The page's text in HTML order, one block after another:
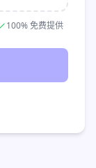
100% 免费提供